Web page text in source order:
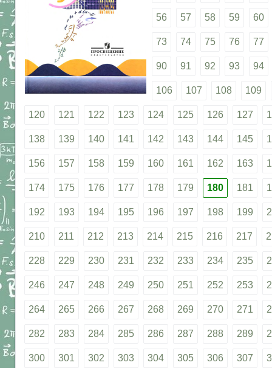
56 57 58 59 60
73 74 75 76 77
90 91 92 93 94
106 107 108 109
120 121 122 123 124 125 126 127
138 139 140 141 142 143 144 145
156 157 158 159 160 161 162 163
174 175 176 177 178 179 180 181
192 193 194 195 196 197 198 199
210 211 212 213 214 215 216 217
228 229 230 231 232 233 234 235
246 247 248 249 250 251 252 253
264 265 266 267 268 269 270 271
282 283 284 285 286 287 288 289
300 301 302 303 304 305 306 307